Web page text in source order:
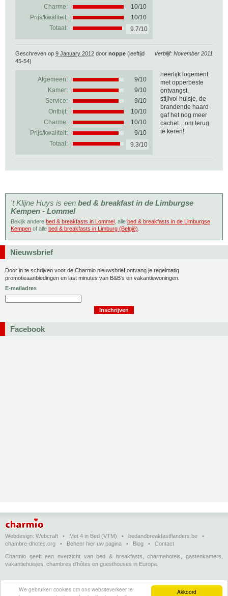
Akkoord
We gebruiken cookies om ons websiteverkeer te
Charme:
10/10
Prijs/kwaliteit:
10/10
Totaal:
9.7/10
Verblijf: November 2011
Geschreven op 9 January 2012 door noppe (leeftijd
45-54)
Algemeen: 9/10
Kamer:
9/10
Service:
9/10
Ontbijt:
10/10
Charme:
10/10
Prijs/kwaliteit:
9/10
Totaal:
9.3/10
heerlijk logement
met opperbeste
ontvangst,
stijlvol huisje, de
brandende haard
gaf het nog meer
cachet... om terug
te keren!
't Klijne Huys is een bed & breakfast in de Limburgse
Kempen - Lommel
Bekijk andere bed & breakfasts in Lommel , alle bed & breakfasts in de Limburgse
Kempen of alle bed & breakfasts in Limburg (België)
Nieuwsbrief
Door in te schrijven voor de Charmio nieuwsbrief ontvang je regelmatig
promotieaanbiedingen en last minutes van B&B's en vakantiewoningen.
E-mailadres
Facebook
Webdesign: Webcraft • Met 4 in Bed (VTM) • bedandbreakfastflanders.be •
chambre-dhotes.org • Beheer hier uw pagina • Blog • Contact
Charmio geeft een overzicht van bed & breakfasts, charmehotels, gastenkamers,
vakantiehuisjes, chambres d'hôtes en guesthouses in Europa.
Bed & breakfasts, charmehotels en vakantiehuizen (in het Nederlands)•Chambres
d'hôtes, hôtels de charme et logements de vacances
(en français) •
Bed &